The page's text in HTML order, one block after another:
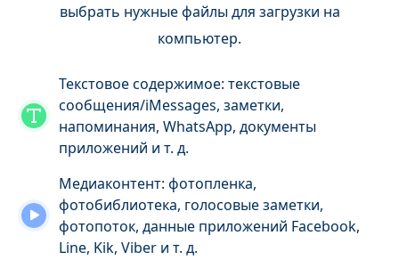
выбрать нужные файлы для загрузки на
компьютер.
Текстовое содержимое: текстовые
сообщения/iMessages, заметки,
напоминания, WhatsApp, документы
приложений и т. д.
Медиаконтент: фотопленка,
фотобиблиотека, голосовые заметки,
фотопоток, данные приложений Facebook,
Line, Kik, Viber и т. д.